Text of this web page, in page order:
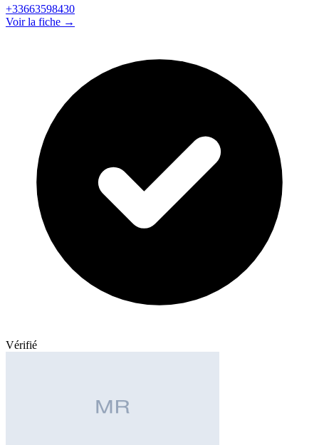
+33663598430
Voir la fiche →
Vérifié